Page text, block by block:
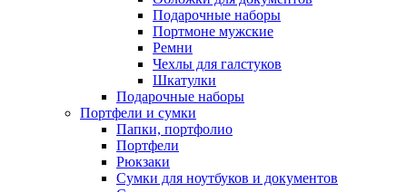
Подарочные наборы
Портмоне мужские
Ремни
Чехлы для галстуков
Шкатулки
Подарочные наборы
Портфели и сумки
Папки, портфолио
Портфели
Рюкзаки
Сумки для ноутбуков и документов